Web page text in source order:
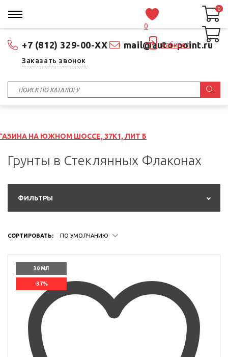
+7 (812) 329-00-XX mail@auto-point.ru
Заказать звонок
0
Кабинет
0
0
ШОССЕ, 37К1, ЛИТ Б
Грунты в Стеклянных Флаконах
ФИЛЬТРЫ
СОРТИРОВАТЬ: ПО УМОЛЧАНИЮ
30 МЛ
-37%